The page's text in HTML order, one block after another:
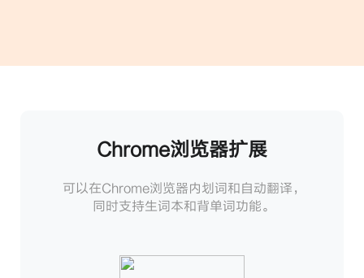
Chrome浏览器扩展
可以在Chrome浏览器内划词和自动翻译，
同时支持生词本和背单词功能。